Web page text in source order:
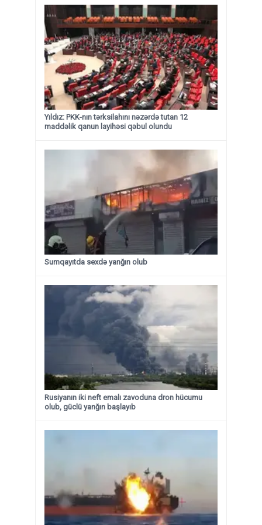
Yıldız: PKK-nın tərksilahını nəzərdə tutan 12
maddəlik qanun layihəsi qəbul olundu ​​​​​​​
Sumqayıtda sexdə yanğın olub
Rusiyanın iki neft emalı zavoduna dron hücumu
olub, güclü yanğın başlayıb